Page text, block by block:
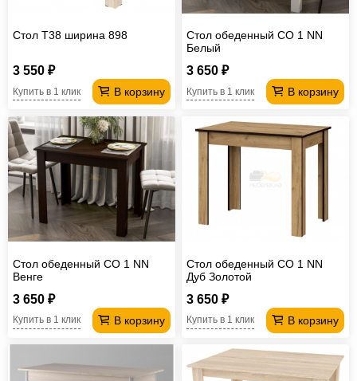
Стол T38 ширина 898
3 550 ₽
В корзину
Купить в 1 клик
Стол обеденный СО 1 NN
Белый
3 650 ₽
В корзину
Купить в 1 клик
Стол обеденный СО 1 NN
Венге
3 650 ₽
В корзину
Купить в 1 клик
Стол обеденный СО 1 NN
Дуб Золотой
3 650 ₽
В корзину
Купить в 1 клик